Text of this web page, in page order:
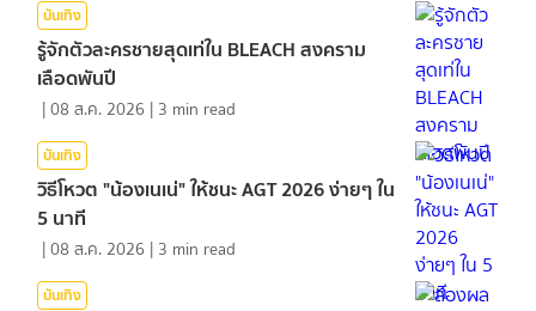
บันเทิง
รู้จักตัวละครชายสุดเท่ใน BLEACH สงคราม
เลือดพันปี
|08 ส.ค. 2026 | 3 min read
บันเทิง
วิธีโหวต "น้องเนเน่" ให้ชนะ AGT 2026 ง่ายๆ ใน
5 นาที
|08 ส.ค. 2026 | 3 min read
บันเทิง